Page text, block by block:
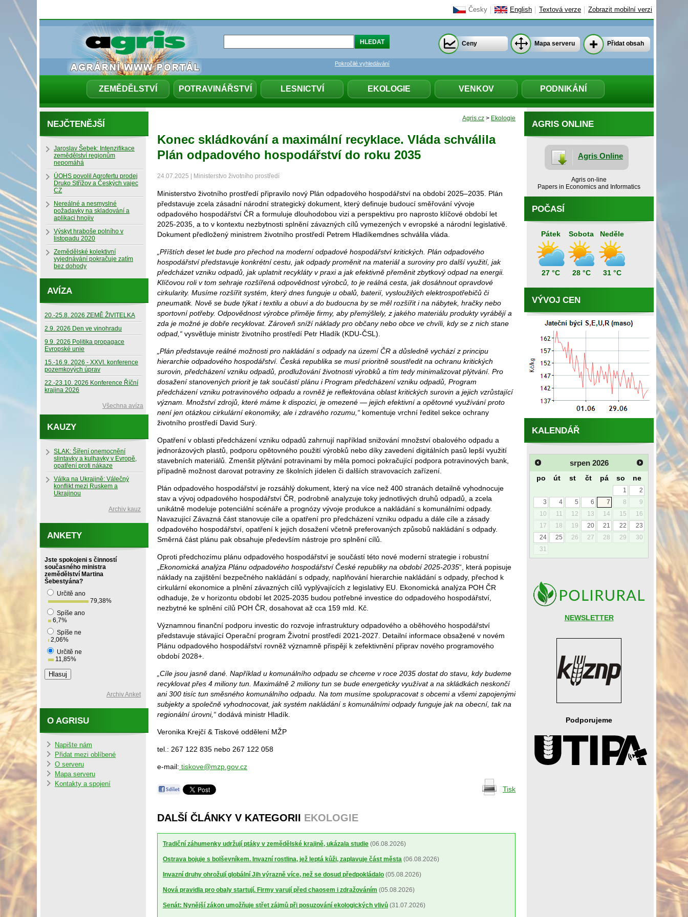
Česky English Textová verze Zobrazit mobilní verzi
ZEMĚDĚLSTVÍ POTRAVINÁŘSTVÍ LESNICTVÍ EKOLOGIE VENKOV PODNIKÁNÍ
Pokročilé vyhledávání
Ceny Mapa serveru Přidat obsah
Agris.cz > Ekologie
Konec skládkování a maximální recyklace. Vláda schválila
Plán odpadového hospodářství do roku 2035
24.07.2025 | Ministerstvo životního prostředí
Ministerstvo životního prostředí připravilo nový Plán odpadového hospodářství na období 2025–2035. Plán
představuje zcela zásadní národní strategický dokument, který definuje budoucí směřování vývoje
odpadového hospodářství ČR a formuluje dlouhodobou vizi a perspektivu pro naprosto klíčové období let
2025-2035, a to v kontextu nezbytnosti splnění závazných cílů vymezených v evropské a národní legislativě.
Dokument předložený ministrem životního prostředí Petrem Hladíkemdnes schválila vláda.
„Příštích deset let bude pro přechod na moderní odpadové hospodářství kritických. Plán odpadového
hospodářství představuje konkrétní cestu, jak odpady proměnit na materiál a suroviny pro další využití, jak
předcházet vzniku odpadů, jak uplatnit recykláty v praxi a jak efektivně přeměnit zbytkový odpad na energii.
Klíčovou roli v tom sehraje rozšířená odpovědnost výrobců, to je reálná cesta, jak dosáhnout opravdové
cirkularity. Musíme rozšířit systém, který dnes funguje u obalů, baterií, vysloužilých elektrospotřebičů či
pneumatik. Nově se bude týkat i textilu a obuvi a do budoucna by se měl rozšířit i na nábytek, hračky nebo
sportovní potřeby. Odpovědnost výrobce přiměje firmy, aby přemýšlely, z jakého materiálu produkty vyrábějí a
zda je možné je dobře recyklovat. Zároveň sníží náklady pro občany nebo obce ve chvíli, kdy se z nich stane
odpad,“ vysvětluje ministr životního prostředí Petr Hladík (KDU-ČSL).
„Plán představuje reálné možnosti pro nakládání s odpady na území ČR a důsledně vychází z principu
hierarchie odpadového hospodářství. Česká republika se musí prioritně soustředit na ochranu kritických
surovin, předcházení vzniku odpadů, prodlužování životnosti výrobků a tím tedy minimalizovat plýtvání. Pro
dosažení stanovených priorit je tak součástí plánu i Program předcházení vzniku odpadů, Program
předcházení vzniku potravinového odpadu a rovněž je reflektována oblast kritických surovin a jejich vzrůstající
význam. Množství zdrojů, které máme k dispozici, je omezené — jejich efektivní a opětovné využívání proto
není jen otázkou cirkulární ekonomiky, ale i zdravého rozumu,“ komentuje vrchní ředitel sekce ochrany
životního prostředí David Surý.
Opatření v oblasti předcházení vzniku odpadů zahrnují například snižování množství obalového odpadu a
jednorázových plastů, podporu opětovného použití výrobků nebo díky zavedení digitálních pasů lepší využití
stavebních materiálů. Zmenšit plýtvání potravinami by měla pomoci pokračující podpora potravinových bank,
případně možnost darovat potraviny ze školních jídelen či dalších stravovacích zařízení.
Plán odpadového hospodářství je rozsáhlý dokument, který na více než 400 stranách detailně vyhodnocuje
stav a vývoj odpadového hospodářství ČR, podrobně analyzuje toky jednotlivých druhů odpadů, a zcela
unikátně modeluje potenciální scénáře a prognózy vývoje produkce a nakládání s komunálními odpady.
Navazující Závazná část stanovuje cíle a opatření pro předcházení vzniku odpadu a dále cíle a zásady
odpadového hospodářství, opatření k jejich dosažení včetně preferovaných způsobů nakládání s odpady.
Směrná část plánu pak obsahuje především nástroje pro splnění cílů.
Oproti předchozímu plánu odpadového hospodářství je součástí této nové moderní strategie i robustní
Ekonomická analýza Plánu odpadového hospodářství České republiky na období 2025-2035“, která popisuje
náklady na zajištění bezpečného nakládání s odpady, naplňování hierarchie nakládání s odpady, přechod k
cirkulární ekonomice a plnění závazných cílů vyplývajících z legislativy EU. Ekonomická analýza POH ČR
odhaduje, že v horizontu období let 2025-2035 budou potřebné investice do odpadového hospodářství,
nezbytné ke splnění cílů POH ČR, dosahovat až cca 159 mld. Kč.
Významnou finanční podporu investic do rozvoje infrastruktury odpadového a oběhového hospodářství
představuje stávající Operační program Životní prostředí 2021-2027. Detailní informace obsažené v novém
Plánu odpadového hospodářství rovněž významně přispějí k zefektivnění připrav nového programového
období 2028+.
„Cíle jsou jasně dané. Například u komunálního odpadu se chceme v roce 2035 dostat do stavu, kdy budeme
recyklovat přes 4 miliony tun. Maximálně 2 miliony tun se bude energeticky využívat a na skládkách neskončí
ani 300 tisíc tun směsného komunálního odpadu. Na tom musíme spolupracovat s obcemi a všemi zapojenými
subjekty a společně vyhodnocovat, jak systém nakládání s komunálními odpady funguje jak na obecní, tak na
regionální úrovni,“ dodává ministr Hladík.
Veronika Krejčí & Tiskové oddělení MŽP
tel.: 267 122 835 nebo 267 122 058
e-mail: tiskove@mzp.gov.cz
Tisk
DALŠÍ ČLÁNKY V KATEGORII EKOLOGIE
Tradiční záhumenky udržují ptáky v zemědělské krajině, ukázala studie (06.08.2026)
Ostrava bojuje s bolševníkem. Invazní rostlina, jež leptá kůži, zaplavuje část města (06.08.2026)
Invazní druhy ohrožují globální Jih výrazně více, než se dosud předpokládalo (05.08.2026)
Nová pravidla pro obaly startují. Firmy varují před chaosem i zdražováním (05.08.2026)
Senát: Nynější zákon umožňuje střet zájmů při posuzování ekologických vlivů (31.07.2026)
AGRIS ONLINE
Agris Online
Agris on-line
Papers in Economics and Informatics
POČASÍ
Pátek
27 °C
Sobota
28 °C
Neděle
31 °C
VÝVOJ CEN
KALENDÁŘ
srpen 2026
po út st čt pá so ne
1
2
3
4 5 6 7 8
9
10
11 12 13 14 15
16
17
18 19 20 21 22
23
24
25 26 27 28 29
30
31
NEWSLETTER
Podporujeme
NEJČTENĚJŠÍ
Jaroslav Šebek: Intenzifikace
zemědělství regionům
nepomáhá
ÚOHS povolil Agrofertu prodej
Druko Střížov a Českých vajec
CZ
Nereálné a nesmyslné
požadavky na skladování a
aplikaci hnojiv
Výskyt hraboše polního v
listopadu 2020
Zemědělské kolektivní
vyjednávání pokračuje zatím
bez dohody
AVÍZA
20.-25.8. 2026 ZEMĚ ŽIVITELKA
2.9. 2026 Den ve vinohradu
9.9. 2026 Politika propagace
Evropské unie
15.-16.9. 2026 - XXVI. konference
pozemkových úprav
22.-23.10. 2026 Konference Říční
krajina 2026
Všechna avíza
KAUZY
SLAK: Šíření onemocnění
slintavky a kulhavky v Evropě,
opatření proti nákaze
Válka na Ukrajině: Válečný
konflikt mezi Ruskem a
Ukrajinou
Archiv kauz
ANKETY
Jste spokojeni s činností
současného ministra
zemědělství Martina
Šebestyána?
Určitě ano
79,38%
Spíše ano
6,7%
Spíše ne
2,06%
Určitě ne
11,85%
Archiv Anket
O AGRISU
Napište nám
Přidat mezi oblíbené
O serveru
Mapa serveru
Kontakty a spojení